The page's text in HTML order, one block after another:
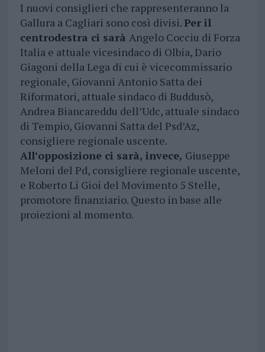
I nuovi consiglieri che rappresenteranno la
Gallura a Cagliari sono così divisi.Per il
centrodestra ci sarà Angelo Cocciu di Forza
Italia e attuale vicesindaco di Olbia, Dario
Giagoni della Lega di cui è vicecommissario
regionale, Giovanni Antonio Satta dei
Riformatori, attuale sindaco di Buddusò,
Andrea Biancareddu dell’Udc, attuale sindaco
di Tempio, Giovanni Satta del Psd’Az,
consigliere regionale uscente.
All’opposizione ci sarà, invece, Giuseppe
Meloni del Pd, consigliere regionale uscente,
e Roberto Li Gioi del Movimento 5 Stelle,
promotore finanziario. Questo in base alle
proiezioni al momento.